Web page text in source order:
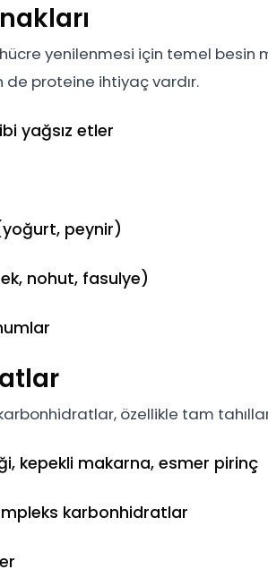
hücre yenilenmesi için temel besin
de proteine ihtiyaç vardır.
yağsız etler
peynir)
nohut, fasulye)
özellikle tam
kepekli makarna, esmer pirinç
karbonhidratlar